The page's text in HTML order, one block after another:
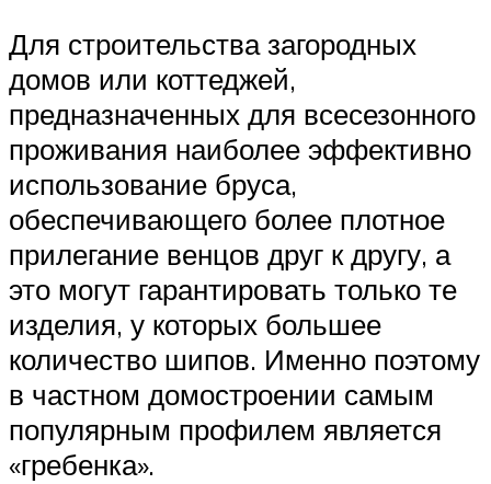
Для строительства загородных
домов или коттеджей,
предназначенных для всесезонного
проживания наиболее эффективно
использование бруса,
обеспечивающего более плотное
прилегание венцов друг к другу, а
это могут гарантировать только те
изделия, у которых большее
количество шипов. Именно поэтому
в частном домостроении самым
популярным профилем является
«гребенка».